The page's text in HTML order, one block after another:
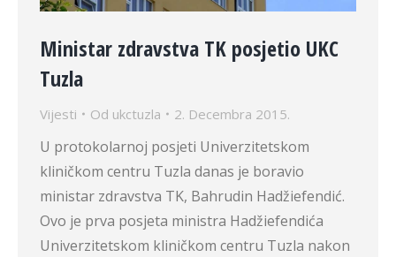
Ministar zdravstva TK posjetio UKC
Tuzla
Vijesti Od ukctuzla 2. Decembra 2015.
U protokolarnoj posjeti Univerzitetskom
kliničkom centru Tuzla danas je boravio
ministar zdravstva TK, Bahrudin Hadžiefendić.
Ovo je prva posjeta ministra Hadžiefendića
Univerzitetskom kliničkom centru Tuzla nakon